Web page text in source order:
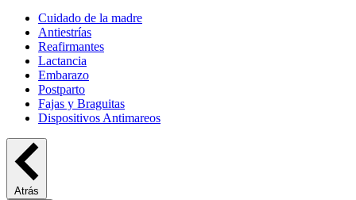
Cuidado de la madre
Antiestrías
Reafirmantes
Lactancia
Embarazo
Postparto
Fajas y Braguitas
Dispositivos Antimareos
Atrás